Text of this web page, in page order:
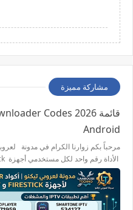
مشاركة مميزة
Android
الأداة رقم واحد لكل مستخدمي أجهزة FireStick و Android T…